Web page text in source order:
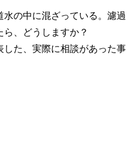
水の中に混ざっている。濾過
、どうしますか？
した、実際に相談があった事